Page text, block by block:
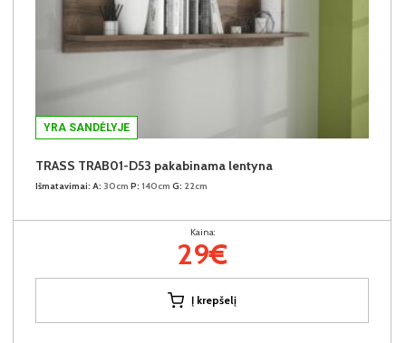
YRA SANDĖLYJE
TRASS TRAB01-D53 pakabinama lentyna
Išmatavimai: A: 30cm P: 140cm G: 22cm
Kaina:
29€
Į krepšelį